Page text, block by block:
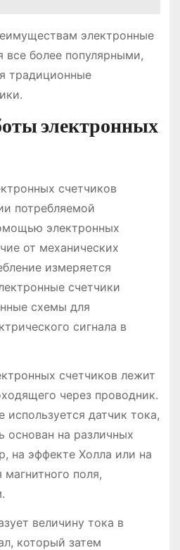
электронные
все более популярными,
традиционные
электронных
счетчиков
потребляемой
электронных
от механических
измеряется
счетчики
схемы для
сигнала в
счетчиков лежит
через проводник.
используется датчик тока,
на различных
на эффекте Холла или на
поля,
величину тока в
который затем